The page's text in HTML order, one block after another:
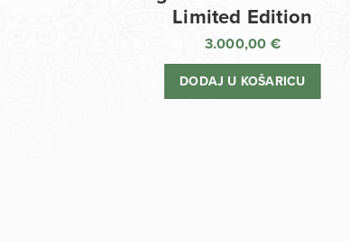
Limited Edition
3.000,00 €
DODAJ U KOŠARICU